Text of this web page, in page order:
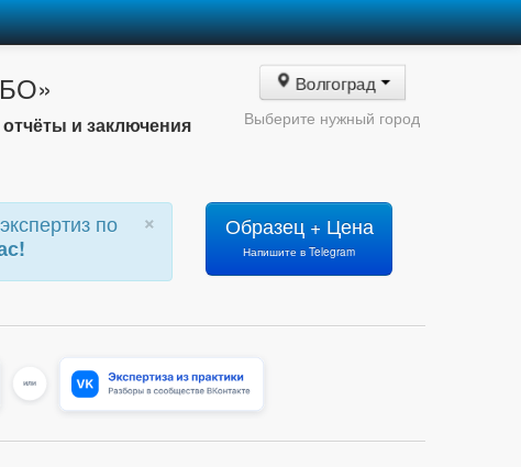
и заключения
Волгоград
Выберите нужный город
×
по
Образец + Цена
Напишите в Telegram